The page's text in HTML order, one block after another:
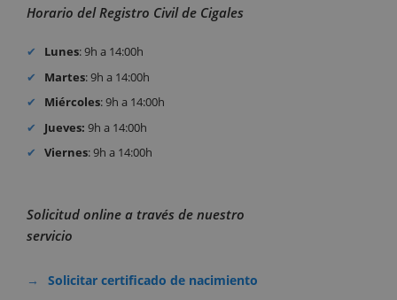
Horario del Registro Civil de Cigales
Lunes: 9h a 14:00h
Martes: 9h a 14:00h
Miércoles: 9h a 14:00h
Jueves: 9h a 14:00h
Viernes: 9h a 14:00h
Solicitud online a través de nuestro
servicio
Solicitar certificado de nacimiento